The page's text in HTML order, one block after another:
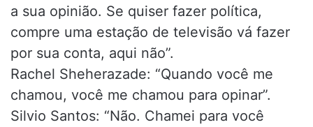
a sua opinião. Se quiser fazer política,
compre uma estação de televisão vá fazer
por sua conta, aqui não”.
Rachel Sheherazade: “Quando você me
chamou, você me chamou para opinar”.
Silvio Santos: “Não. Chamei para você